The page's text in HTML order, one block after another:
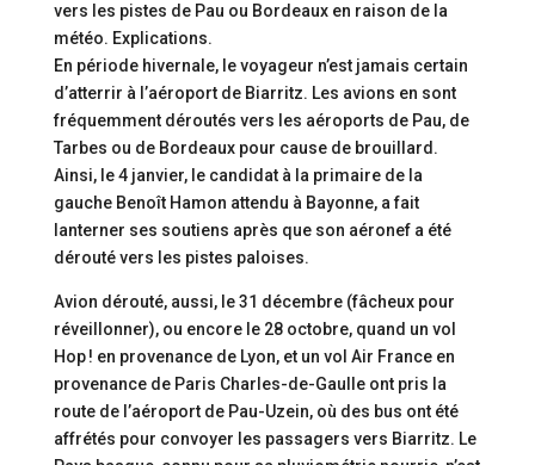
vers les pistes de Pau ou Bordeaux en raison de la
météo. Explications.
En période hivernale, le voyageur n’est jamais certain
d’atterrir à l’aéroport de Biarritz. Les avions en sont
fréquemment déroutés vers les aéroports de Pau, de
Tarbes ou de Bordeaux pour cause de brouillard.
Ainsi, le 4 janvier, le candidat à la primaire de la
gauche Benoît Hamon attendu à Bayonne, a fait
lanterner ses soutiens après que son aéronef a été
dérouté vers les pistes paloises.
Avion dérouté, aussi, le 31 décembre (fâcheux pour
réveillonner), ou encore le 28 octobre, quand un vol
Hop ! en provenance de Lyon, et un vol Air France en
provenance de Paris Charles-de-Gaulle ont pris la
route de l’aéroport de Pau-Uzein, où des bus ont été
affrétés pour convoyer les passagers vers Biarritz. Le